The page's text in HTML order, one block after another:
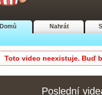
Domů Nahrát
Toto video neexistuje. Buď
Poslední